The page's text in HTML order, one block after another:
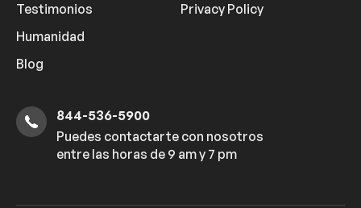
Testimonios
Humanidad
Blog
Privacy Policy
844-536-5900
Puedes contactarte con nosotros
entre las horas de 9 am y 7 pm